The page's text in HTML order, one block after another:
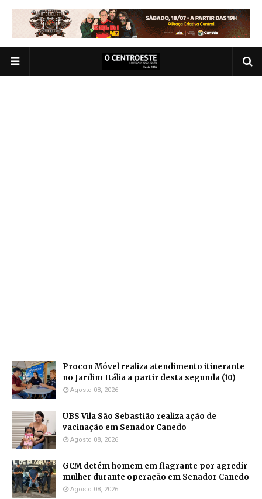
Procon Móvel realiza atendimento itinerante
no Jardim Itália a partir desta segunda (10)
Agosto 08, 2026
UBS Vila São Sebastião realiza ação de
vacinação em Senador Canedo
Agosto 08, 2026
GCM detém homem em flagrante por agredir
mulher durante operação em Senador Canedo
Agosto 08, 2026